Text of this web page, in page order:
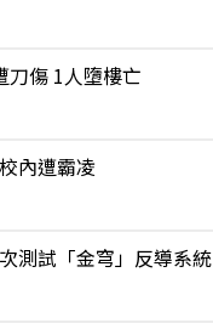
刀傷 1人墮樓亡
內遭霸凌
測試「金穹」反導系統